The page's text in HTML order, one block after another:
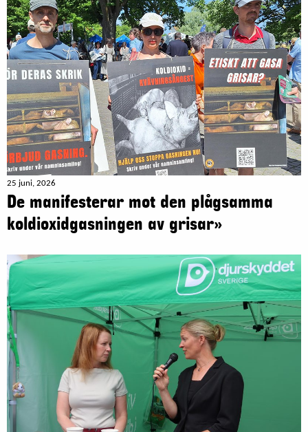
25 juni, 2026
De manifesterar mot den plågsamma
koldioxidgasningen av grisar»